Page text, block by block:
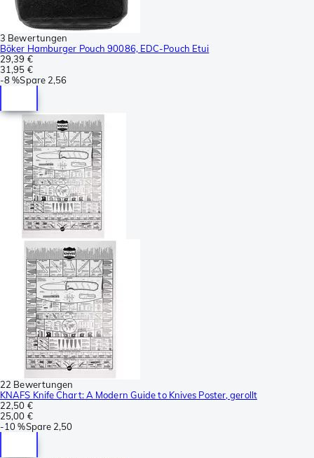
3 Bewertungen
Böker Hamburger Pouch 90086, EDC-Pouch Etui
29,39 €
31,95 €
-8 %Spare 2,56
22 Bewertungen
KNAFS Knife Chart: A Modern Guide to Knives Poster, gerollt
22,50 €
25,00 €
-10 %Spare 2,50